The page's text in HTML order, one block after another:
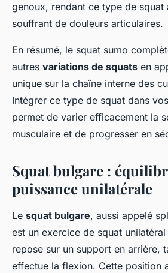
genoux, rendant ce type de squat
souffrant de douleurs articulaires.
En résumé, le squat sumo
autres variations de squats en
unique sur la chaîne interne des
Intégrer ce type de squat dans
permet de varier efficacement la
musculaire et de progresser en
Squat bulgare :
puissance unilatérale
Le squat bulgare, aussi appelé
est un exercice de squat
repose sur un support en arrière,
effectue la flexion. Cette position